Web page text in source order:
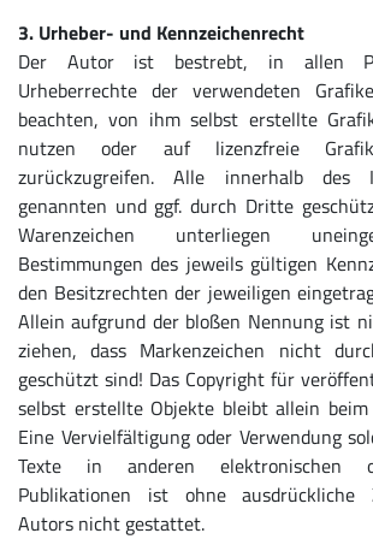
3. Urheber- und Kennzeichenrecht
Der Autor ist bestrebt, in allen
Urheberrechte der verwendeten
beachten, von ihm selbst erstellte
nutzen oder auf lizenzfreie
zurückzugreifen. Alle innerhalb des
genannten und ggf. durch Dritte
Warenzeichen unterliegen
Bestimmungen des jeweils gültigen
den Besitzrechten der jeweiligen
Allein aufgrund der bloßen Nennung ist
ziehen, dass Markenzeichen nicht
geschützt sind! Das Copyright für
selbst erstellte Objekte bleibt allein
Eine Vervielfältigung oder Verwendung
Texte in anderen elektronischen
Publikationen ist ohne ausdrückliche
Autors nicht gestattet.